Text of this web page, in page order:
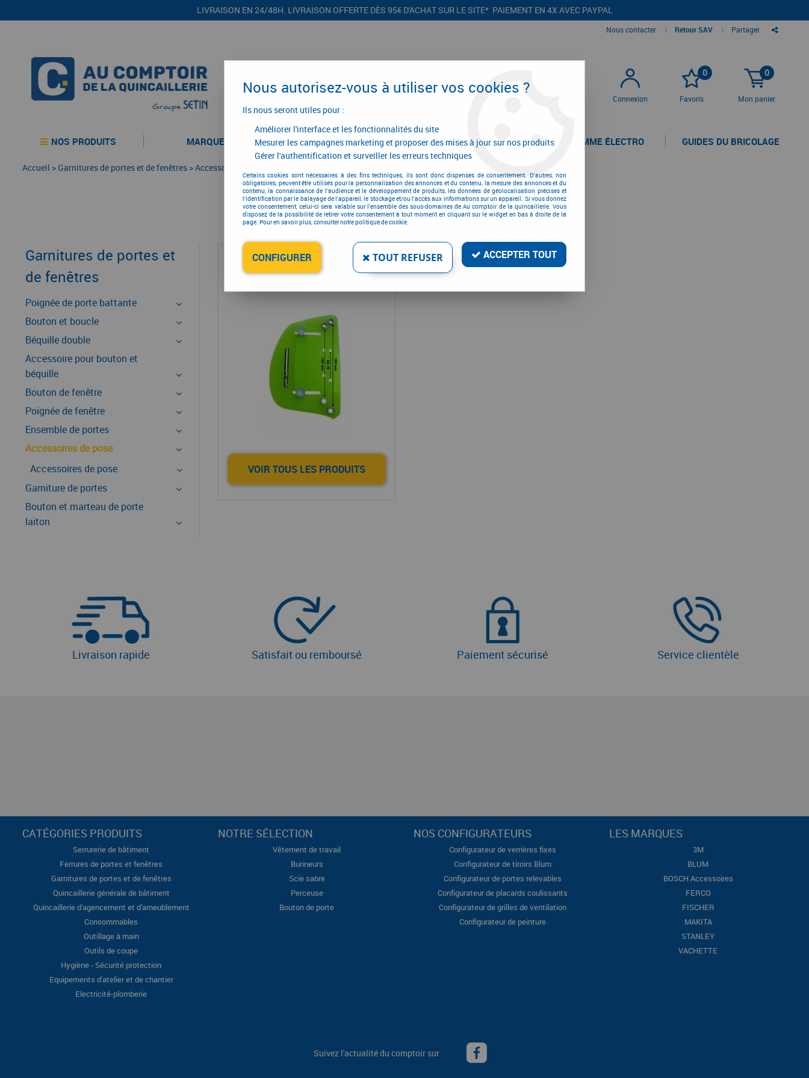
LIVRAISON EN 24/48H. LIVRAISON OFFERTE DÈS 95€ D'ACHAT SUR LE SITE* PAIEMENT EN 4X AVEC PAYPAL
Nous contacter | Retour SAV | Partager
Connexion
0
Favoris
0
Mon panier
NOS PRODUITS MARQUES CONFIGURATEURS PROMOTIONS LA GAMME ÉLECTRO GUIDES DU BRICOLAGE
Accueil >Garnitures de portes et de fenêtres >Accessoires de pose
Accessoires de pose
Garnitures de portes et
de fenêtres
Poignée de porte battante
Bouton et boucle
Béquille double
Accessoire pour bouton et
béquille
Bouton de fenêtre
Poignée de fenêtre
Ensemble de portes
Accessoires de pose
Accessoires de pose
Garniture de portes
Bouton et marteau de porte
laiton
Accessoires de pose
VOIR TOUS LES PRODUITS
Livraison rapide Satisfait ou remboursé Paiement sécurisé Service clientèle
CATÉGORIES PRODUITS
Serrurerie de bâtiment
Ferrures de portes et fenêtres
Garnitures de portes et de fenêtres
Quincaillerie générale de bâtiment
Quincaillerie d'agencement et d'ameublement
Consommables
Outillage à main
Outils de coupe
Hygiène - Sécurité protection
Equipements d'atelier et de chantier
Electricité-plomberie
NOTRE SÉLECTION
Vêtement de travail
Burineurs
Scie sabre
Perceuse
Bouton de porte
NOS CONFIGURATEURS
Configurateur de verrières fixes
Configurateur de tiroirs Blum
Configurateur de portes relevables
Configurateur de placards coulissants
Configurateur de grilles de ventilation
Configurateur de peinture
LES MARQUES
3M
BLUM
BOSCH Accessoires
FERCO
FISCHER
MAKITA
STANLEY
VACHETTE
Suivez l'actualité du comptoir sur
Nous autorisez-vous à utiliser vos cookies ?
Ils nous seront utiles pour :
Améliorer l'interface et les fonctionnalités du site
Mesurer les campagnes marketing et proposer des mises à jour sur nos produits
Gérer l'authentification et surveiller les erreurs techniques
Certains cookies sont nécessaires à des fins techniques, ils sont donc dispensés de consentement. D'autres, non
obligatoires, peuvent être utilisés pour la personnalisation des annonces et du contenu, la mesure des annonces et du
contenu, la connaissance de l'audience et le développement de produits, les données de géolocalisation précises et
l'identification par le balayage de l'appareil, le stockage et/ou l'accès aux informations sur un appareil. Si vous donnez
votre consentement, celui-ci sera valable sur l’ensemble des sous-domaines de Au comptoir de la quincaillerie. Vous
disposez de la possibilité de retirer votre consentement à tout moment en cliquant sur le widget en bas à droite de la
page. Pour en savoir plus, consulter notre politique de cookie.
CONFIGURER TOUT REFUSER ACCEPTER TOUT